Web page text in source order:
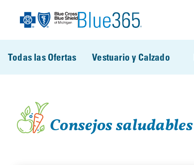
Todas las Ofertas Vestuario y Calzado
Consejos saludables